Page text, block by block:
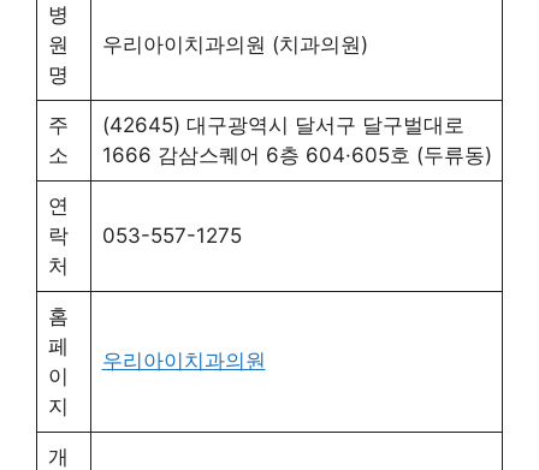
병
원
명
우리아이치과의원 (치과의원)
주
소
(42645) 대구광역시 달서구 달구벌대로
1666 감삼스퀘어 6층 604·605호 (두류동)
연
락
처
053-557-1275
홈
페
이
지
우리아이치과의원
개